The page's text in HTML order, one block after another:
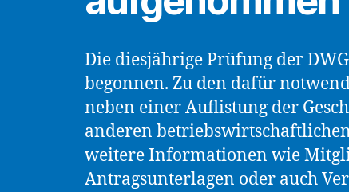
Die diesjährige Prüfung der
begonnen. Zu den dafür
neben einer Auflistung der
anderen
weitere Informationen wie
Antragsunterlagen oder auch